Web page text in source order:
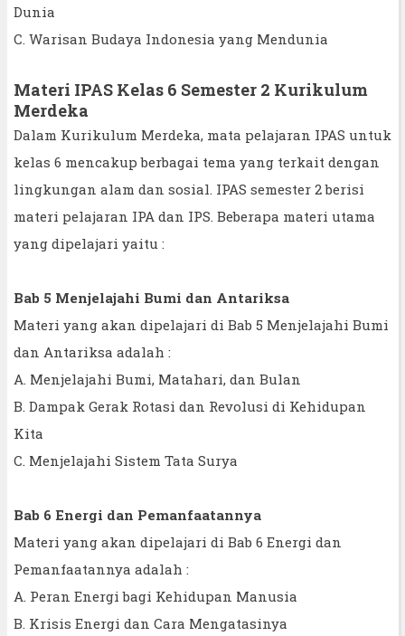
Dunia
C. Warisan Budaya Indonesia yang Mendunia
Materi IPAS Kelas 6 Semester 2 Kurikulum
Merdeka
Dalam Kurikulum Merdeka, mata pelajaran IPAS untuk
kelas 6 mencakup berbagai tema yang terkait dengan
lingkungan alam dan sosial. IPAS semester 2 berisi
materi pelajaran IPA dan IPS. Beberapa materi utama
yang dipelajari yaitu :
Bab 5 Menjelajahi Bumi dan Antariksa
Materi yang akan dipelajari di Bab 5 Menjelajahi Bumi
dan Antariksa adalah :
A. Menjelajahi Bumi, Matahari, dan Bulan
B. Dampak Gerak Rotasi dan Revolusi di Kehidupan
Kita
C. Menjelajahi Sistem Tata Surya
Bab 6 Energi dan Pemanfaatannya
Materi yang akan dipelajari di Bab 6 Energi dan
Pemanfaatannya adalah :
A. Peran Energi bagi Kehidupan Manusia
B. Krisis Energi dan Cara Mengatasinya